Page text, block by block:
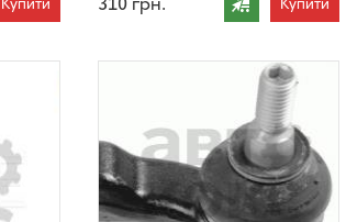
Купити Купити